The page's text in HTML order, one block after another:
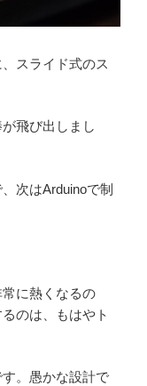
スライド式のス
飛び出しまし
次はArduinoで制
に熱くなるの
のは、もはやト
。愚かな設計で